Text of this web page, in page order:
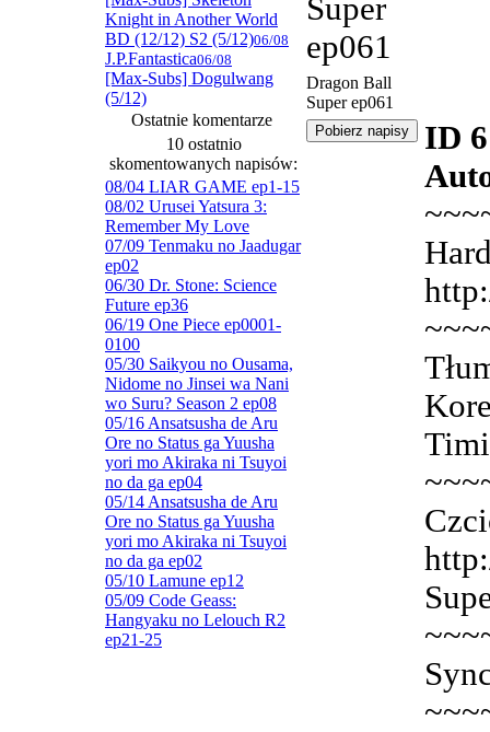
Knight in Another World
BD (12/12) S2 (5/12)06/08
J.P.Fantastica06/08
[Max-Subs] Dogulwang
(5/12)
Ostatnie komentarze
10 ostatnio
skomentowanych napisów:
08/04 LIAR GAME ep1-15
08/02 Urusei Yatsura 3:
Remember My Love
07/09 Tenmaku no Jaadugar
ep02
06/30 Dr. Stone: Science
Future ep36
06/19 One Piece ep0001-
0100
05/30 Saikyou no Ousama,
Nidome no Jinsei wa Nani
wo Suru? Season 2 ep08
05/16 Ansatsusha de Aru
Ore no Status ga Yuusha
yori mo Akiraka ni Tsuyoi
no da ga ep04
05/14 Ansatsusha de Aru
Ore no Status ga Yuusha
yori mo Akiraka ni Tsuyoi
no da ga ep02
05/10 Lamune ep12
05/09 Code Geass:
Hangyaku no Lelouch R2
ep21-25
Super
ep061
Dragon Ball
Super ep061
ID